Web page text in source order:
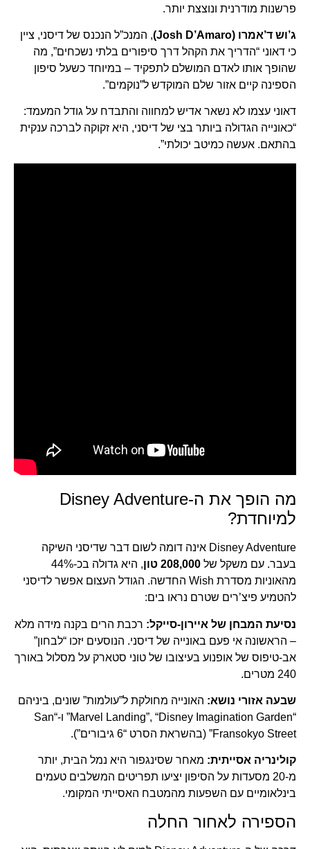
פרשנות מודרנית ונוצצת יותר.
ג’וש ד’אמרו (Josh D’Amaro)
, המנכ”ל הנכנס של דיסני, ציין
כי דאוני “הדריך את הקהל דרך סיפורים בלתי נשכחים”, מה
שהופך אותו לאדם המושלם לתפקיד – במיוחד כשעל סיפון
הספינה קיים אזור שלם המוקדש ל”נוקמים”.
דאוני עצמו לא נשאר אדיש למחווה והתבדח על גודל המעמד:
“כאונייה הגדולה ביותר בצי של דיסני, היא זקוקה לברכה ענקית
בהתאם. אעשה כמיטב יכולתי”.
מה הופך את ה-Disney Adventure
למיוחדת?
Disney Adventure אינה דומה לשום דבר שדיסני השיקה
בעבר. עם משקל של208,000 טון
, היא גדולה בכ-44%
מהאוניות מסדרת Wish החדשה. הגודל העצום אפשר לדיסני
להטמיע פיצ’רים שטרם נראו בים:
נסיעת המבחן של איירון-סייקל:רכבת הרים בקנה מידה מלא
– הראשונה אי פעם באונייה של דיסני. הנוסעים יזכו “לבחון”
אב-טיפוס של אופנוע בעיצובו של טוני סטארק על מסלול באורך
240 מטרים.
שבעה אזורי נושא:האונייה מחולקת ל”עולמות” שונים, ביניהם
“Marvel Landing”, “Disney Imagination Garden” ו-“San
Fransokyo Street” (בהשראת הסרט “6 גיבורים”).
קולינריה אסייתית:מאחר שסינגפור היא נמל הבית, יותר
מ-20 מסעדות על הסיפון יציעו תפריטים המשלבים טעמים
בינלאומיים עם השפעות מהמטבח האסייתי המקומי.
הספירה לאחור החלה